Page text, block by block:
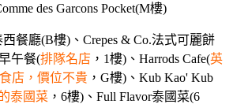
des Garcons Pocket(M樓)
西餐廳(B樓)、Crepes & Co.法式可麗餅
午餐(排隊名店 ，1樓)、Harrods Cafe(英
店，價位不貴 ，G樓)、Kub Kao' Kub
泰國菜 ，6樓)、Full Flavor泰國菜(6